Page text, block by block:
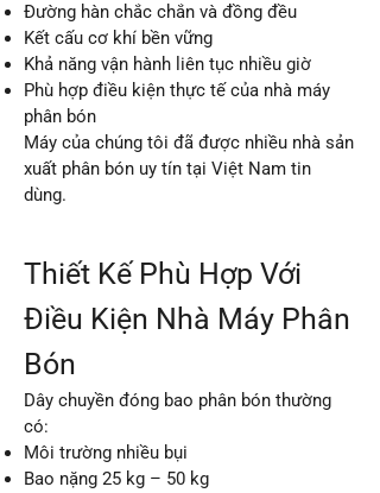
Đường hàn chắc chắn và đồng đều
Kết cấu cơ khí bền vững
Khả năng vận hành liên tục nhiều giờ
Phù hợp điều kiện thực tế của nhà máy
phân bón
Máy của chúng tôi đã được nhiều nhà sản
xuất phân bón uy tín tại Việt Nam tin
dùng.
Thiết Kế Phù Hợp Với
Điều Kiện Nhà Máy Phân
Bón
Dây chuyền đóng bao phân bón thường
có:
Môi trường nhiều bụi
Bao nặng 25 kg – 50 kg